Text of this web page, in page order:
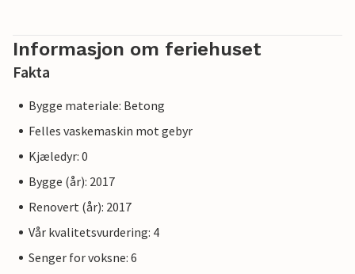
Informasjon om feriehuset
Fakta
Bygge materiale: Betong
Felles vaskemaskin mot gebyr
Kjæledyr: 0
Bygge (år): 2017
Renovert (år): 2017
Vår kvalitetsvurdering: 4
Senger for voksne: 6